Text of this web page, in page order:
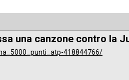
una canzone contro la
418844766/